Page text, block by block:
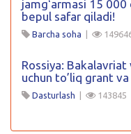
jamgʻarmasi 15
bepul safar qiladi!
Barcha soha |
Rossiya:
uchun to’liq grant
Dasturlash | 143845